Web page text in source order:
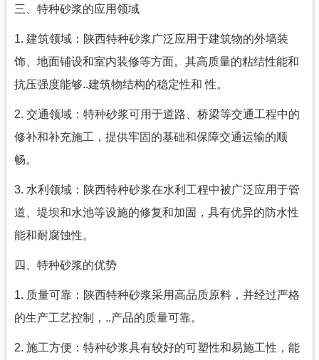
三、特种砂浆的应用领域
1. 建筑领域：陕西特种砂浆广泛应用于建筑物的外墙装
饰、地面铺设和室内装修等方面。其高质量的粘结性能和
抗压强度能够..建筑物结构的稳定性和 性。
2. 交通领域：特种砂浆可用于道路、桥梁等交通工程中的
修补和补充施工，提供牢固的基础和保障交通运输的顺
畅。
3. 水利领域：陕西特种砂浆在水利工程中被广泛应用于管
道、堤坝和水池等设施的修复和加固，具有优异的防水性
能和耐腐蚀性。
四、特种砂浆的优势
1. 质量可靠：陕西特种砂浆采用高品质原料，并经过严格
的生产工艺控制，..产品的质量可靠。
2. 施工方便：特种砂浆具有较好的可塑性和易施工性，能